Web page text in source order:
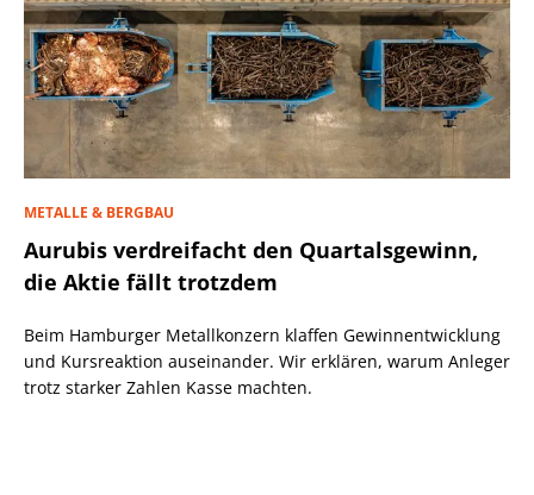
METALLE & BERGBAU
Aurubis verdreifacht den Quartalsgewinn,
die Aktie fällt trotzdem
Beim Hamburger Metallkonzern klaffen Gewinnentwicklung
und Kursreaktion auseinander. Wir erklären, warum Anleger
trotz starker Zahlen Kasse machten.